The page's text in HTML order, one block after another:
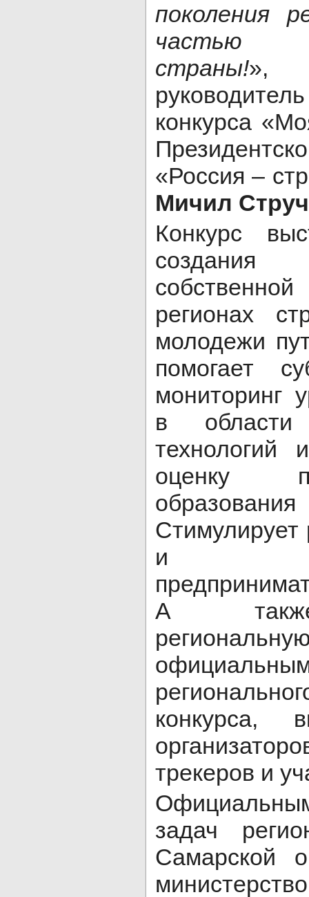
поколения
частью
страны!»,
конкурса
«Россия –
Мичил
Конкурс
регионах
молодежи
помогает
мониторинг
в области
технологий
оценку
Стимулирует
и
А
конкурса,
трекеров и
задач
Самарской